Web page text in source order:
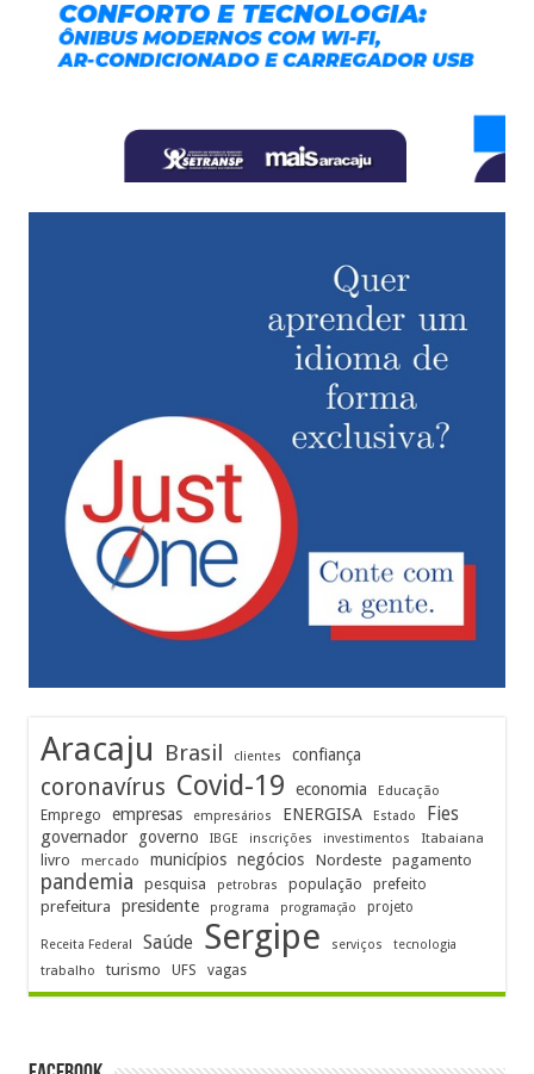
Aracaju Brasil clientes confiança
coronavírus Covid-19 economia Educação
Emprego empresas empresários ENERGISA Estado Fies
governador governo IBGE inscrições investimentos Itabaiana
livro mercado municípios negócios Nordeste pagamento
pandemia pesquisa petrobras população prefeito
prefeitura presidente programa programação projeto
Receita Federal Saúde Sergipe serviços
tecnologia
trabalho
turismo UFS vagas